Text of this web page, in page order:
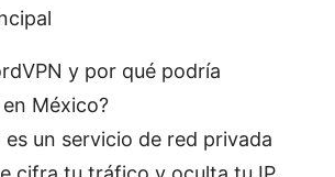
y por qué podría
México?
es un servicio de red privada